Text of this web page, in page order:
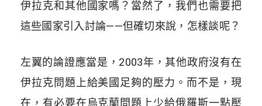
伊拉克和其他國家嗎？當然了，我們也需要把
這些國家引入討論——但確切來說，怎樣談呢？
左翼的論證應當是，2003年，其他政府沒有在
伊拉克問題上給美國足夠的壓力。而不是，現
在，有必要在烏克蘭問題上少給俄羅斯一點壓